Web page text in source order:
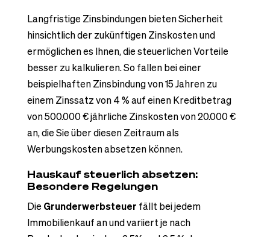
Langfristige Zinsbindungen bieten Sicherheit
hinsichtlich der zukünftigen Zinskosten und
ermöglichen es Ihnen, die steuerlichen Vorteile
besser zu kalkulieren. So fallen bei einer
beispielhaften Zinsbindung von 15 Jahren zu
einem Zinssatz von 4 % auf einen Kreditbetrag
von 500.000 € jährliche Zinskosten von 20.000 €
an, die Sie über diesen Zeitraum als
Werbungskosten absetzen können.
Hauskauf steuerlich absetzen:
Besondere Regelungen
Die Grunderwerbsteuer fällt bei jedem
Immobilienkauf an und variiert je nach